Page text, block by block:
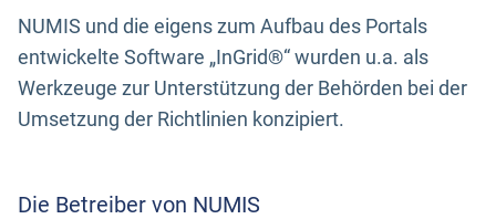
NUMIS und die eigens zum Aufbau des Portals
entwickelte Software „InGrid®“ wurden u.a. als
Werkzeuge zur Unterstützung der Behörden bei der
Umsetzung der Richtlinien konzipiert.
Die Betreiber von NUMIS